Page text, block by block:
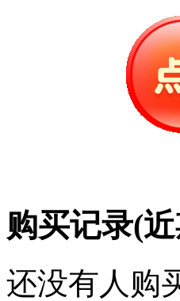
购买记录(
还没有人购